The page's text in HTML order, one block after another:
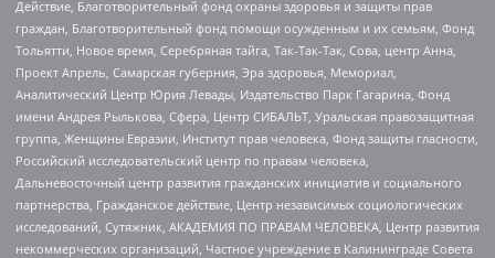
Действие, Благотворительный фонд охраны здоровья и защиты прав
граждан, Благотворительный фонд помощи осужденным и их семьям, Фонд
Тольятти, Новое время, Серебряная тайга, Так-Так-Так, Сова, центр Анна,
Проект Апрель, Самарская губерния, Эра здоровья, Мемориал,
Аналитический Центр Юрия Левады, Издательство Парк Гагарина, Фонд
имени Андрея Рылькова, Сфера, Центр СИБАЛЬТ, Уральская правозащитная
группа, Женщины Евразии, Институт прав человека, Фонд защиты гласности,
Российский исследовательский центр по правам человека,
Дальневосточный центр развития гражданских инициатив и социального
партнерства, Гражданское действие, Центр независимых социологических
исследований, Сутяжник, АКАДЕМИЯ ПО ПРАВАМ ЧЕЛОВЕКА, Центр развития
некоммерческих организаций, Частное учреждение в Калининграде Совета